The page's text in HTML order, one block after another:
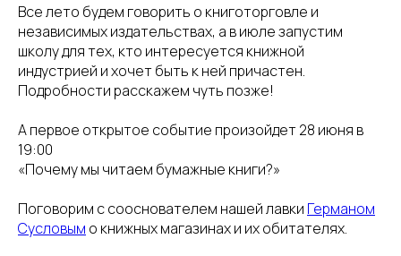
Все лето будем говорить о книготорговле и
независимых издательствах, а в июле запустим
школу для тех, кто интересуется книжной
индустрией и хочет быть к ней причастен.
Подробности расскажем чуть позже!
А первое открытое событие произойдет 28 июня в
19:00
«Почему мы читаем бумажные книги?»
Поговорим с сооснователем нашей лавки Германом
Сусловым о книжных магазинах и их обитателях.